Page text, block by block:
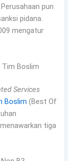
pun
pidana.
mengatur
Tim Boslim
Services
Boslim (Best Of
tiga